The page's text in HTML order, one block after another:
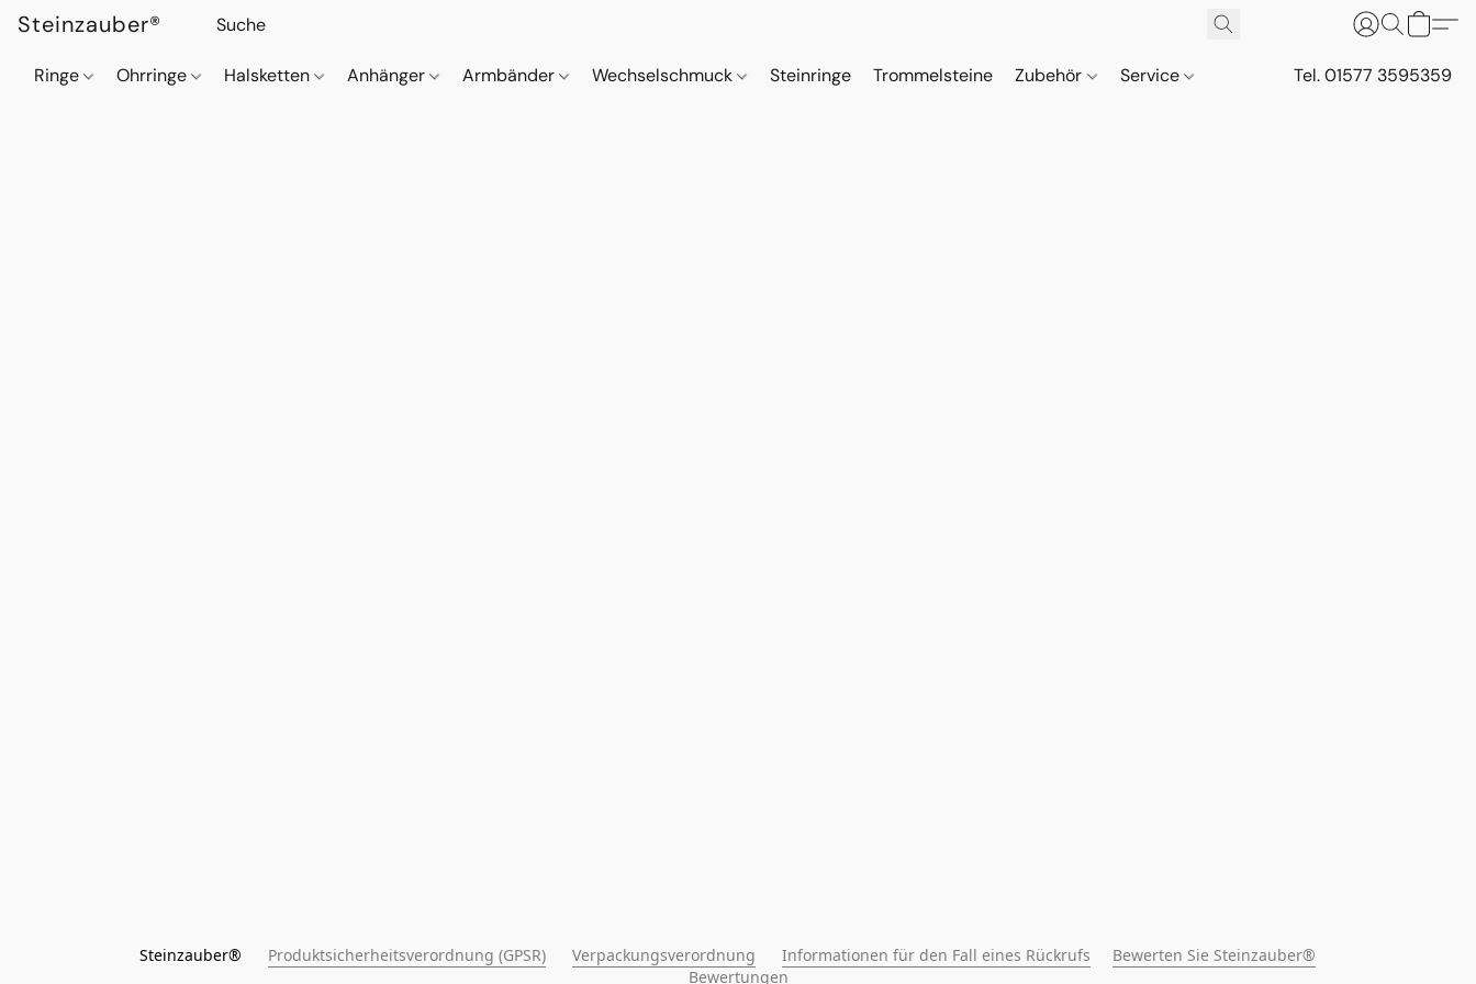
Steinzauber®
Ringe Ohrringe Halsketten Anhänger Armbänder Wechselschmuck Steinringe Trommelsteine Zubehör Service Tel. 01577 3595359
Steinzauber® Produktsicherheitsverordnung (GPSR) Verpackungsverordnung Informationen für den Fall eines Rückrufs
Bewerten Sie Steinzauber®
Bewertungen